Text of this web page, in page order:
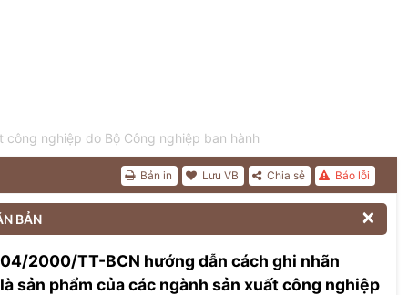
nghiệp do Bộ Công nghiệp ban hành
Báo lỗi
Chia sẻ
Lưu VB
Bản in
BẢN 
2000/TT-BCN hướng dẫn cách ghi nhãn
sản phẩm của các ngành sản xuất công nghiệp